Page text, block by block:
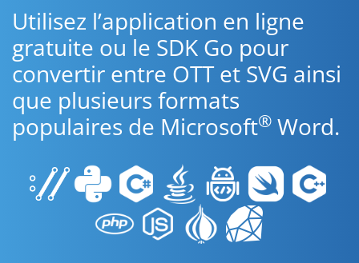
Utilisez l’application en ligne
gratuite ou le SDK Go pour
convertir entre OTT et SVG ainsi
que plusieurs formats
populaires de Microsoft® Word.